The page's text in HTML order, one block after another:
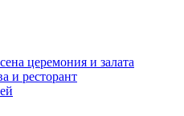
церемония и залата
и ресторант